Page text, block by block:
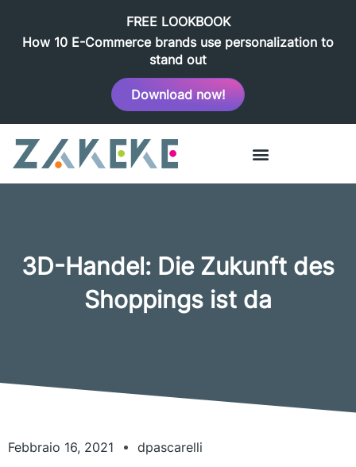
FREE LOOKBOOK
How 10 E-Commerce brands use personalization to
stand out
Download now!
3D-Handel: Die Zukunft des
Shoppings ist da
Febbraio 16, 2021 dpascarelli